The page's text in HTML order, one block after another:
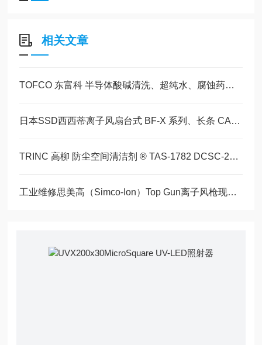
相关文章
TOFCO 东富科 半导体酸碱清洗、超纯水、腐蚀药液流量计
日本SSD西西蒂离子风扇台式 BF-X 系列、长条 CABX 离子风棒介绍
TRINC 高柳 防尘空间清洁剂 ® TAS-1782 DCSC-2200现货3台库存
工业维修思美高（Simco-Ion）Top Gun离子风枪现货20台